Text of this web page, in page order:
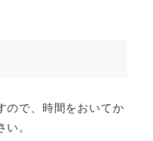
ので、時間をおいてか
。